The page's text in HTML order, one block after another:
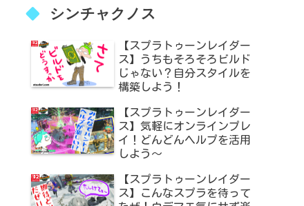
シンチャクノス
【スプラトゥーンレイダー
ス】うちもそろそろビルド
じゃない？自分スタイルを
構築しよう！
【スプラトゥーンレイダー
ス】気軽にオンラインプレ
イ！どんどんヘルプを活用
しよう～
【スプラトゥーンレイダー
ス】こんなスプラを待って